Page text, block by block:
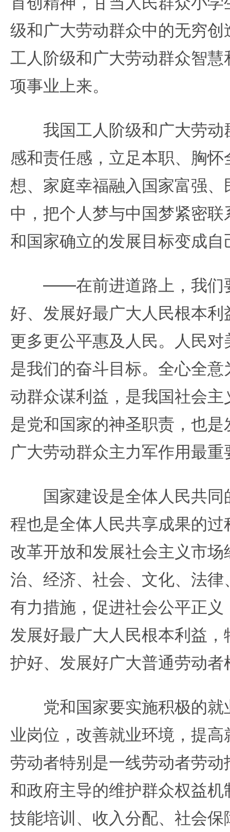
级和广大劳动群众中的无穷
工人阶级和广大劳动群众智
项事业上来。
我国工人阶级和广大劳动
感和责任感，立足本职、胸
想、家庭幸福融入国家富强
中，把个人梦与中国梦紧密
和国家确立的发展目标变成
——在前进道路上，我们
好、发展好最广大人民根本
更多更公平惠及人民。人民
是我们的奋斗目标。全心全
动群众谋利益，是我国社会
是党和国家的神圣职责，也
广大劳动群众主力军作用最
国家建设是全体人民共同
程也是全体人民共享成果的
改革开放和发展社会主义市
治、经济、社会、文化、法
有力措施，促进社会公平正
发展好最广大人民根本利益
护好、发展好广大普通劳动者
党和国家要实施积极的就
业岗位，改善就业环境，提
劳动者特别是一线劳动者劳
和政府主导的维护群众权益
技能培训、收入分配、社会